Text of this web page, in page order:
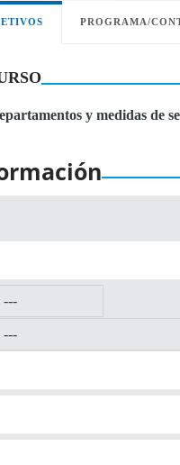
PROGRAMA/
y medidas de